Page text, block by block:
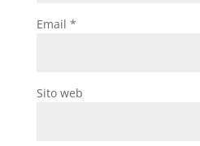
Email *
Sito web